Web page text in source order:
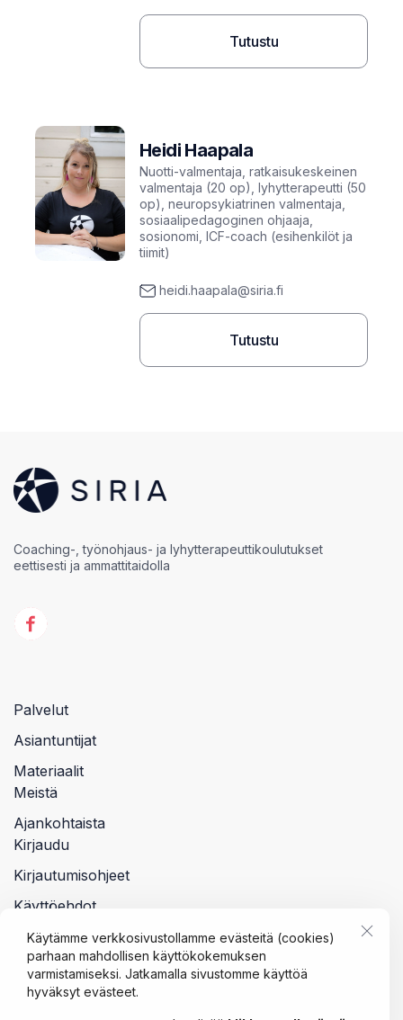
Tutustu
Heidi Haapala
Nuotti-valmentaja, ratkaisukeskeinen
valmentaja (20 op), lyhytterapeutti (50
op), neuropsykiatrinen valmentaja,
sosiaalipedagoginen ohjaaja,
sosionomi, ICF-coach (esihenkilöt ja
tiimit)
heidi.haapala@siria.fi
Tutustu
Käytämme verkkosivustollamme evästeitä (cookies)
parhaan mahdollisen käyttökokemuksen
varmistamiseksi. Jatkamalla sivustomme käyttöä
hyväksyt evästeet.
Coaching-, työnohjaus- ja lyhytterapeuttikoulutukset
eettisesti ja ammattitaidolla
Palvelut
Asiantuntijat
Materiaalit
Meistä
Ajankohtaista
Kirjaudu
Kirjautumisohjeet
Käyttöehdot
Tietosuojalauseke